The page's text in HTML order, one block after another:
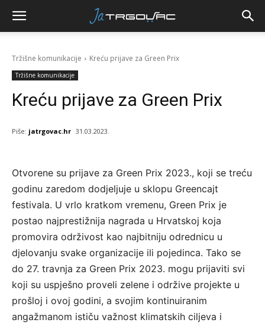
Tržišne komunikacije Kreću prijave za Green Prix
Tržišne komunikacije
Kreću prijave za Green Prix
Piše: jatrgovac.hr 31.03.2023.
Otvorene su prijave za Green Prix 2023., koji se treću
godinu zaredom dodjeljuje u sklopu Greencajt
festivala. U vrlo kratkom vremenu, Green Prix je
postao najprestižnija nagrada u Hrvatskoj koja
promovira održivost kao najbitniju odrednicu u
djelovanju svake organizacije ili pojedinca. Tako se
do 27. travnja za Green Prix 2023. mogu prijaviti svi
koji su uspješno proveli zelene i održive projekte u
prošloj i ovoj godini, a svojim kontinuiranim
angažmanom ističu važnost klimatskih ciljeva i